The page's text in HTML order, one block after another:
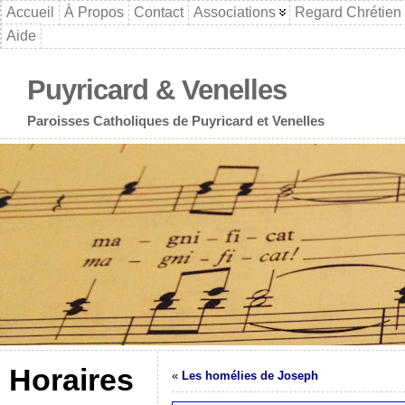
Accueil À Propos Contact Associations
Regard Chrétien
Aide
Puyricard & Venelles
Paroisses Catholiques de Puyricard et Venelles
Horaires
« Les homélies de Joseph